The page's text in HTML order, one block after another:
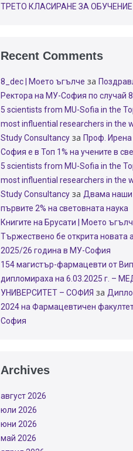
ТРЕТО КЛАСИРАНЕ ЗА
Recent Comments
8_dec | Моето ъгълче за
Ректора на МУ-София по случай
5 scientists from MU-Sofia in the
most influential researchers in the
Study Consultancyза Проф.
София е в Топ 1% на учените в
5 scientists from MU-Sofia in the
most influential researchers in the
Study Consultancyза Двама наши
първите 2% на световната наука
Книгите на Брусати | Моето
Тържествено бе открита новата
2025/26 година в МУ-София
154 магистър-фармацевти от
дипломираха на 6.03.2025 г. –
УНИВЕРСИТЕТ – СОФИЯ за
2024 на Фармацевтичен
София
Archives
август 2026
юли 2026
юни 2026
май 2026